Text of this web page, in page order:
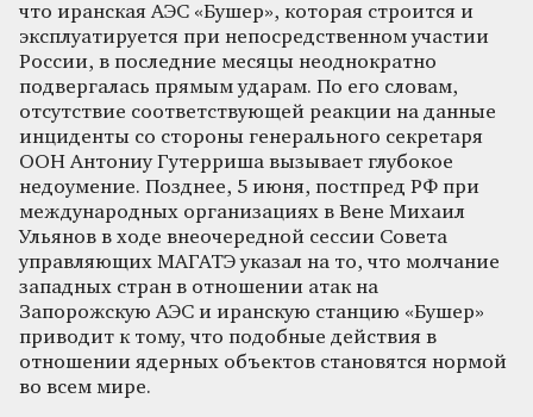
что иранская АЭС «Бушер», которая строится и
эксплуатируется при непосредственном участии
России, в последние месяцы неоднократно
подвергалась прямым ударам. По его словам,
отсутствие соответствующей реакции на данные
инциденты со стороны генерального секретаря
ООН Антониу Гутерриша вызывает глубокое
недоумение. Позднее, 5 июня, постпред РФ при
международных организациях в Вене Михаил
Ульянов в ходе внеочередной сессии Совета
управляющих МАГАТЭ указал на то, что молчание
западных стран в отношении атак на
Запорожскую АЭС и иранскую станцию «Бушер»
приводит к тому, что подобные действия в
отношении ядерных объектов становятся нормой
во всем мире.